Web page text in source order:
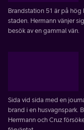
Brandstation 51 är på
staden. Hermann vänjer
besök av en gammal vän.
Sida vid sida med en
brand i en husvagnspark.
Herrmann och Cruz